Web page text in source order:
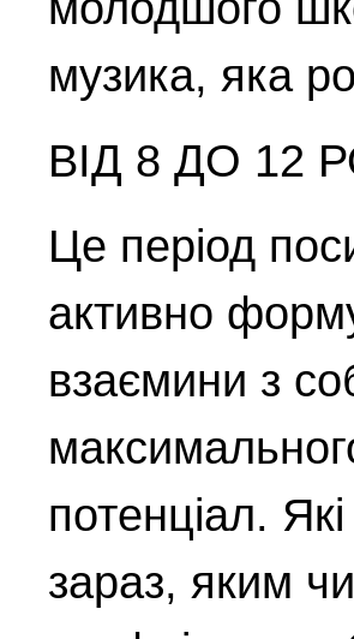
музика, яка
ВІД 8 ДО 12
Це період
активно
взаємини з
потенціал.
зараз, яким